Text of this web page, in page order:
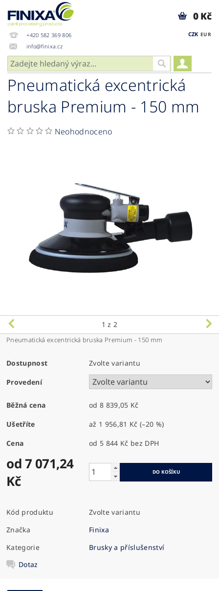
+420 582 369 806
info@finixa.cz
CZK EUR
0 Kč
Pneumatická excentrická
bruska Premium - 150 mm
Neohodnoceno
1 z 2
Pneumatická excentrická bruska Premium - 150 mm
Dostupnost Zvolte variantu
Provedení
Běžná cena od 8 839,05 Kč
Ušetříte až 1 956,81 Kč (–20 %)
Cena od 5 844 Kč bez DPH
od 7 071,24
Kč
Kód produktu
Zvolte variantu
Značka
Finixa
Kategorie
Brusky a příslušenství
Dotaz